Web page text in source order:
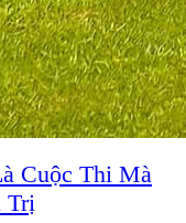
Cuộc Thi Mà
Trị